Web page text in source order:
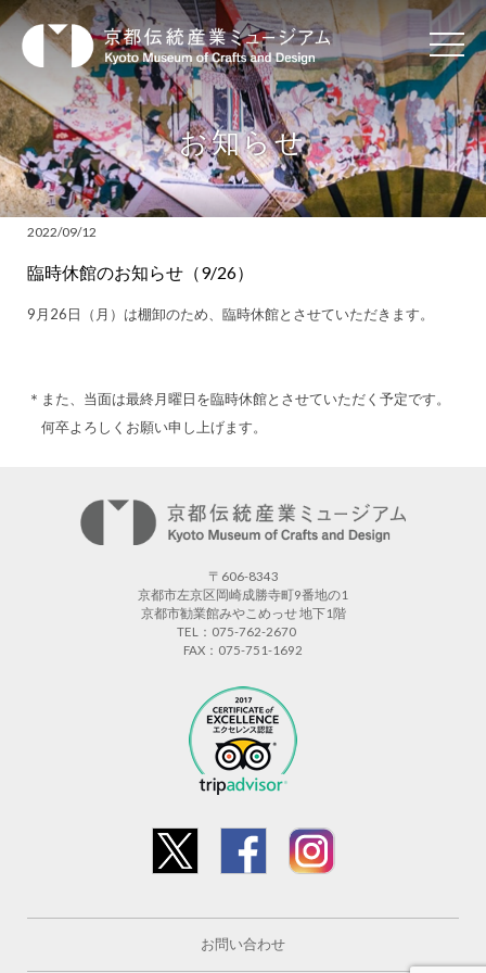
お知らせ
2022/09/12
臨時休館のお知らせ（9/26）
9月26日（月）は棚卸のため、臨時休館とさせていただきます。
＊また、当面は最終月曜日を臨時休館とさせていただく予定です。
何卒よろしくお願い申し上げます。
〒606-8343
京都市左京区岡崎成勝寺町9番地の1
京都市勧業館みやこめっせ 地下1階
TEL：075-762-2670
FAX：075-751-1692
お問い合わせ